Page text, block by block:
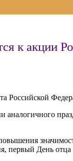
к акции
Российской
аналогичного
первый День